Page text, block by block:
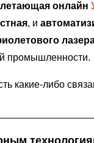
онлайн
, и
промышленности.
какие-либо